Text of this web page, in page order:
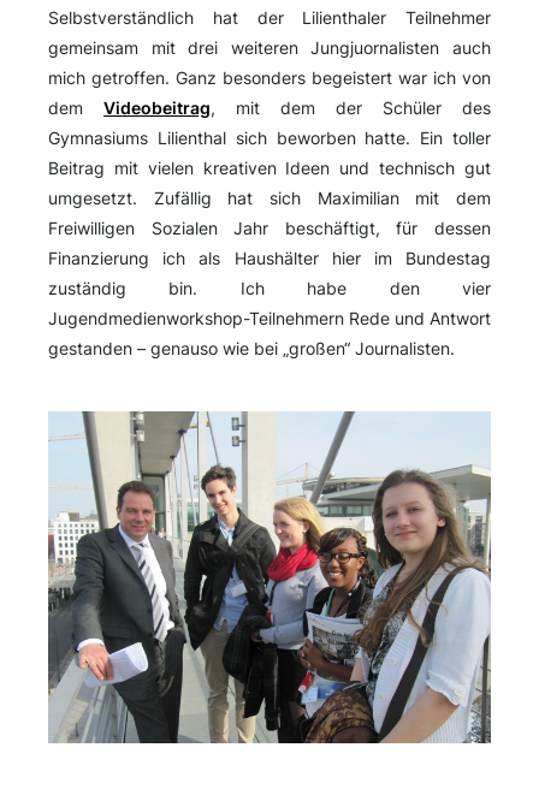
Selbstverständlich hat der Lilienthaler Teilnehmer
gemeinsam mit drei weiteren Jungjuornalisten auch
mich getroffen. Ganz besonders begeistert war ich von
dem Videobeitrag, mit dem der Schüler des
Gymnasiums Lilienthal sich beworben hatte. Ein toller
Beitrag mit vielen kreativen Ideen und technisch gut
umgesetzt. Zufällig hat sich Maximilian mit dem
Freiwilligen Sozialen Jahr beschäftigt, für dessen
Finanzierung ich als Haushälter hier im Bundestag
zuständig bin. Ich habe den vier
Jugendmedienworkshop-Teilnehmern Rede und Antwort
gestanden – genauso wie bei „großen“ Journalisten.